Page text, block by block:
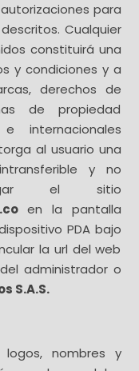
para
Cualquier
constituirá una
y condiciones y a
derechos de
de propiedad
internacionales
al usuario una
y no
el sitio
en la pantalla
PDA bajo
la url del web
administrador o
S.A.S.
logos, nombres y